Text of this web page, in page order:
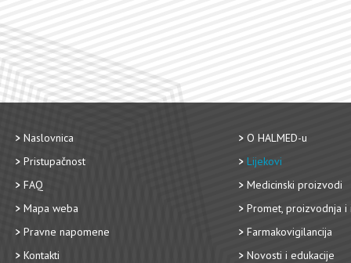
Naslovnica
Pristupačnost
FAQ
Mapa weba
Pravne napomene
Kontakti
O HALMED-u
Lijekovi
Medicinski proizvodi
Promet, proizvodnja i
Farmakovigilancija
Novosti i edukacije